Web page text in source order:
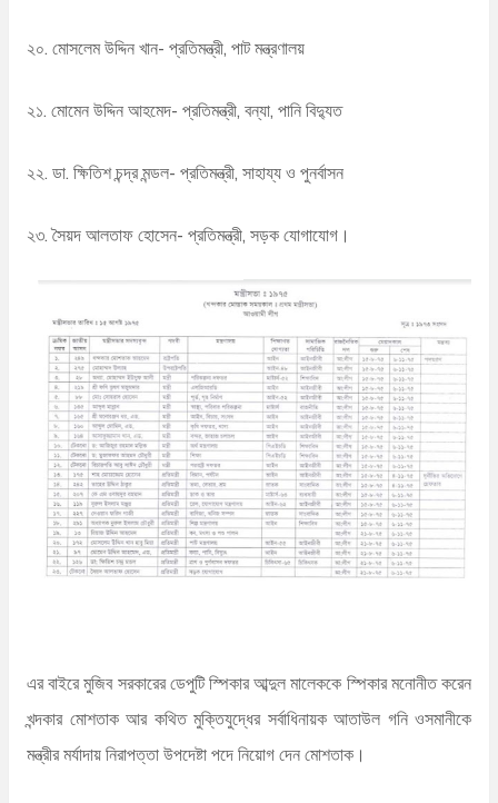
২০. মোসলেম উদ্দিন খান- প্রতিমন্ত্রী, পাট মন্ত্রণালয়
২১. মোমেন উদ্দিন আহমেদ- প্রতিমন্ত্রী, বন্যা, পানি বিদ্যুত
২২. ডা. ক্ষিতিশ চন্দ্র মন্ডল- প্রতিমন্ত্রী, সাহায্য ও পুনর্বাসন
২৩. সৈয়দ আলতাফ হোসেন- প্রতিমন্ত্রী, সড়ক যোগাযোগ।
এর বাইরে মুজিব সরকারের ডেপুটি স্পিকার আব্দুল মালেককে স্পিকার মনোনীত করেন
খন্দকার মোশতাক আর কথিত মুক্তিযুদ্ধের সর্বাধিনায়ক আতাউল গনি ওসমানীকে
মন্ত্রীর মর্যাদায় নিরাপত্তা উপদেষ্টা পদে নিয়োগ দেন মোশতাক।